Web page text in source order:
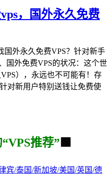
，国外永久免费
国外永久免费VPS？针对新手
国外免费VPS的状况：这个世
），永远也不可能有！存
对新用户特别送钱让免费使
推荐” 🟩
宾/泰国/新加坡/美国/英国/德